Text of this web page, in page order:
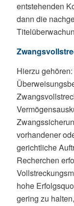
entstehenden
dann die
Hierzu
vorhandener
gerichtliche
Recherchen
hohe
gering zu